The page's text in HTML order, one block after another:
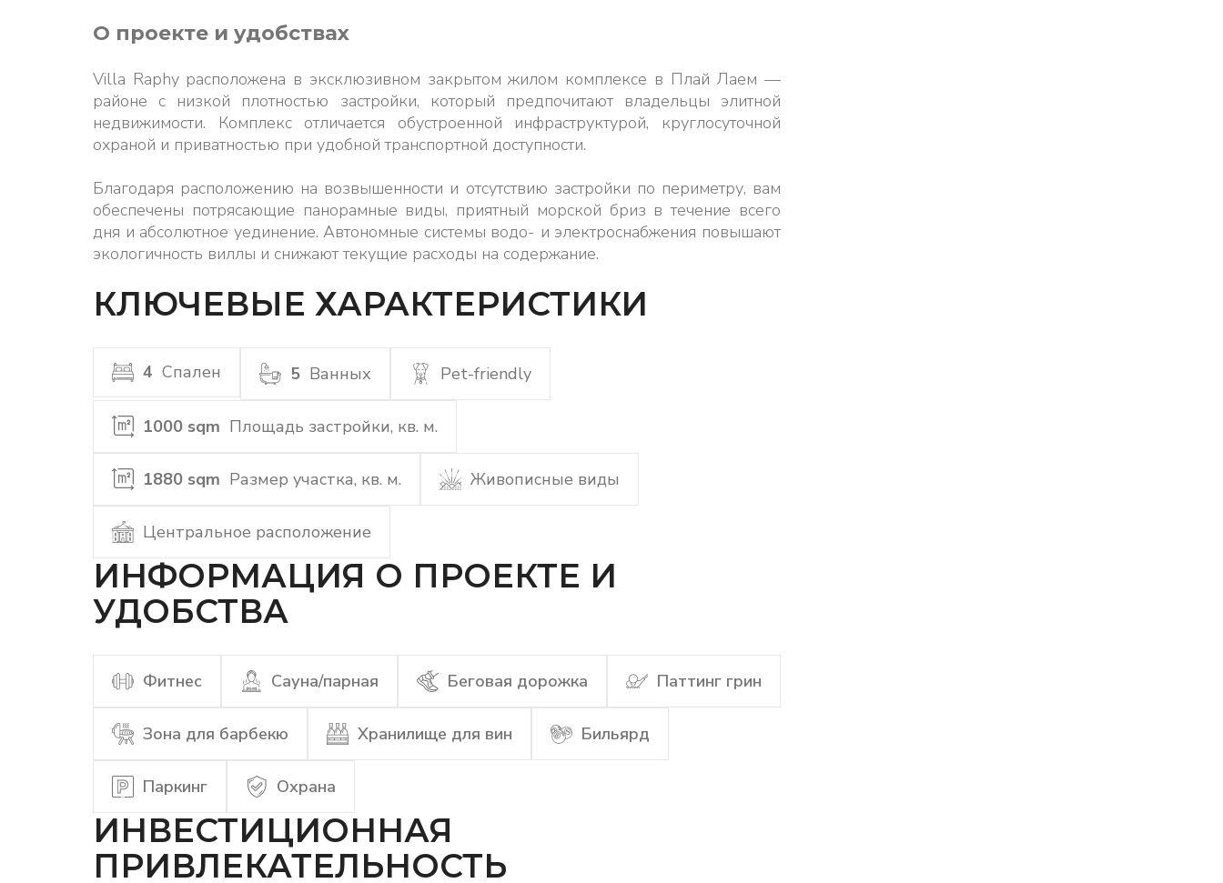
О проекте и удобствах
Villa Raphy расположена в эксклюзивном закрытом жилом комплексе в Плай Лаем —
районе с низкой плотностью застройки, который предпочитают владельцы элитной
недвижимости. Комплекс отличается обустроенной инфраструктурой, круглосуточной
охраной и приватностью при удобной транспортной доступности.
Благодаря расположению на возвышенности и отсутствию застройки по периметру, вам
обеспечены потрясающие панорамные виды, приятный морской бриз в течение всего
дня и абсолютное уединение. Автономные системы водо- и электроснабжения повышают
экологичность виллы и снижают текущие расходы на содержание.
КЛЮЧЕВЫЕ ХАРАКТЕРИСТИКИ
4 Спален 5 Ванных Pet-friendly
1000 sqm Площадь застройки, кв. м.
1880 sqm Размер участка, кв. м. Живописные виды
Центральное расположение
ИНФОРМАЦИЯ О ПРОЕКТЕ И
УДОБСТВА
Фитнес Сауна/парная Беговая дорожка Паттинг грин
Зона для барбекю Хранилище для вин Бильярд
Паркинг Охрана
ИНВЕСТИЦИОННАЯ
ПРИВЛЕКАТЕЛЬНОСТЬ